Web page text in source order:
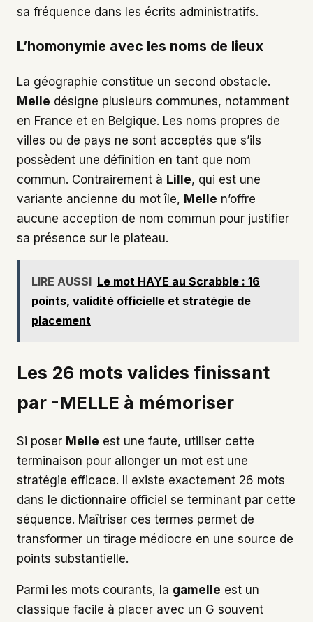
sa fréquence dans les écrits administratifs.
L’homonymie avec les noms de lieux
La géographie constitue un second obstacle.
Melle désigne plusieurs communes, notamment
en France et en Belgique. Les noms propres de
villes ou de pays ne sont acceptés que s’ils
possèdent une définition en tant que nom
commun. Contrairement à Lille, qui est une
variante ancienne du mot île, Melle n’offre
aucune acception de nom commun pour justifier
sa présence sur le plateau.
LIRE AUSSI Le mot HAYE au Scrabble : 16
points, validité officielle et stratégie de
placement
Les 26 mots valides finissant
par -MELLE à mémoriser
Si poser Melle est une faute, utiliser cette
terminaison pour allonger un mot est une
stratégie efficace. Il existe exactement 26 mots
dans le dictionnaire officiel se terminant par cette
séquence. Maîtriser ces termes permet de
transformer un tirage médiocre en une source de
points substantielle.
Parmi les mots courants, la gamelle est un
classique facile à placer avec un G souvent